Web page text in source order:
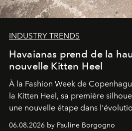
INDUSTRY TRENDS
Havaianas prend de la
nouvelle Kitten Heel
À la Fashion Week de
la Kitten Heel, sa première
une nouvelle étape dans
06.08.2026 by Pauline Borgogno